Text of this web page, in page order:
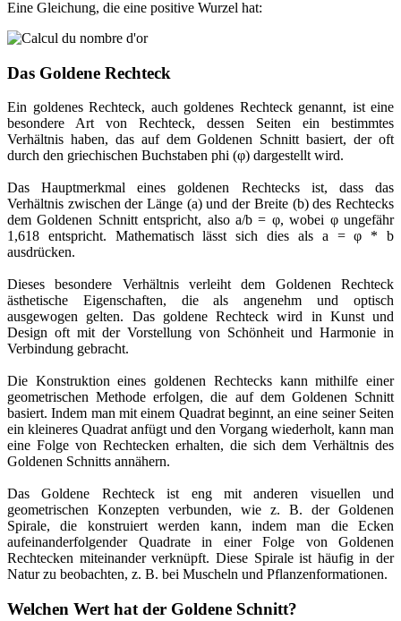
Eine Gleichung, die eine positive Wurzel hat:
Das Goldene Rechteck
Ein goldenes Rechteck, auch goldenes Rechteck genannt, ist eine
besondere Art von Rechteck, dessen Seiten ein bestimmtes
Verhältnis haben, das auf dem Goldenen Schnitt basiert, der oft
durch den griechischen Buchstaben phi (φ) dargestellt wird.
Das Hauptmerkmal eines goldenen Rechtecks ist, dass das
Verhältnis zwischen der Länge (a) und der Breite (b) des Rechtecks
dem Goldenen Schnitt entspricht, also a/b = φ, wobei φ ungefähr
1,618 entspricht. Mathematisch lässt sich dies als a = φ * b
ausdrücken.
Dieses besondere Verhältnis verleiht dem Goldenen Rechteck
ästhetische Eigenschaften, die als angenehm und optisch
ausgewogen gelten. Das goldene Rechteck wird in Kunst und
Design oft mit der Vorstellung von Schönheit und Harmonie in
Verbindung gebracht.
Die Konstruktion eines goldenen Rechtecks kann mithilfe einer
geometrischen Methode erfolgen, die auf dem Goldenen Schnitt
basiert. Indem man mit einem Quadrat beginnt, an eine seiner Seiten
ein kleineres Quadrat anfügt und den Vorgang wiederholt, kann man
eine Folge von Rechtecken erhalten, die sich dem Verhältnis des
Goldenen Schnitts annähern.
Das Goldene Rechteck ist eng mit anderen visuellen und
geometrischen Konzepten verbunden, wie z. B. der Goldenen
Spirale, die konstruiert werden kann, indem man die Ecken
aufeinanderfolgender Quadrate in einer Folge von Goldenen
Rechtecken miteinander verknüpft. Diese Spirale ist häufig in der
Natur zu beobachten, z. B. bei Muscheln und Pflanzenformationen.
Welchen Wert hat der Goldene Schnitt?